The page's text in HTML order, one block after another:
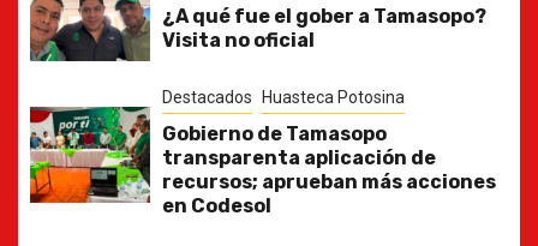
¿A qué fue el gober a Tamasopo?
Visita no oficial
Destacados Huasteca Potosina
Gobierno de Tamasopo
transparenta aplicación de
recursos; aprueban más acciones
en Codesol